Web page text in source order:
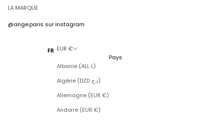
LA MARQUE
@ange.paris sur instagram
FR EUR €
Pays
Albanie (ALL L)
Algérie (DZD د.ج)
Allemagne (EUR €)
Andorre (EUR €)